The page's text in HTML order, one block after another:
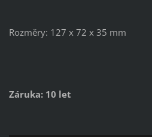
Rozměry: 127 x
Záruka: 10 let